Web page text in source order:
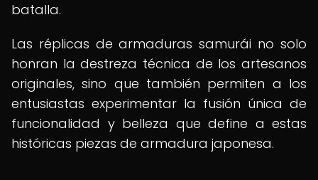
batalla.
Las réplicas de armaduras samurái no solo
honran la destreza técnica de los artesanos
originales, sino que también permiten a los
entusiastas experimentar la fusión única de
funcionalidad y belleza que define a estas
históricas piezas de armadura japonesa.